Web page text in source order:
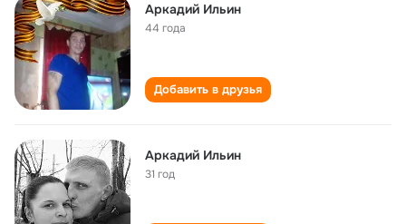
Аркадий Ильин
44 года
Добавить в друзья
Аркадий Ильин
31 год